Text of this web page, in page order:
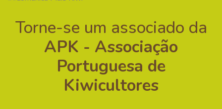
Torne-se um associado da
APK - Associação
Portuguesa de
Kiwicultores